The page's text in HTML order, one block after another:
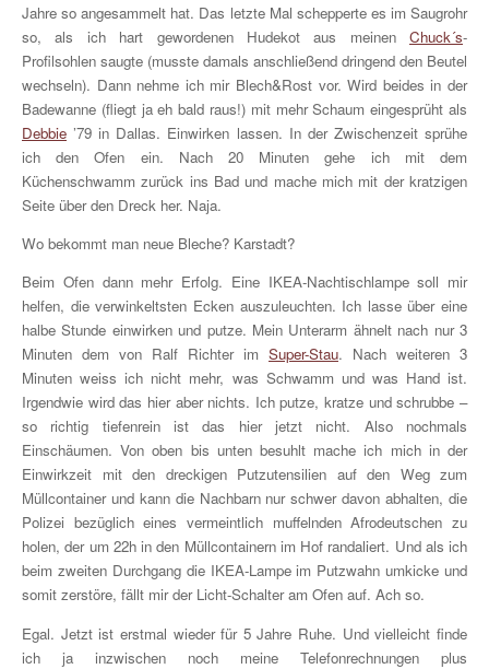
Jahre so angesammelt hat. Das letzte Mal schepperte es im Saugrohr
so, als ich hart gewordenen Hudekot aus meinen Chuck´s-
Profilsohlen saugte (musste damals anschließend dringend den Beutel
wechseln). Dann nehme ich mir Blech&Rost vor. Wird beides in der
Badewanne (fliegt ja eh bald raus!) mit mehr Schaum eingesprüht als
Debbie ’79 in Dallas. Einwirken lassen. In der Zwischenzeit sprühe
ich den Ofen ein. Nach 20 Minuten gehe ich mit dem
Küchenschwamm zurück ins Bad und mache mich mit der kratzigen
Seite über den Dreck her. Naja.
Wo bekommt man neue Bleche? Karstadt?
Beim Ofen dann mehr Erfolg. Eine IKEA-Nachtischlampe soll mir
helfen, die verwinkeltsten Ecken auszuleuchten. Ich lasse über eine
halbe Stunde einwirken und putze. Mein Unterarm ähnelt nach nur 3
Minuten dem von Ralf Richter im Super-Stau. Nach weiteren 3
Minuten weiss ich nicht mehr, was Schwamm und was Hand ist.
Irgendwie wird das hier aber nichts. Ich putze, kratze und schrubbe –
so richtig tiefenrein ist das hier jetzt nicht. Also nochmals
Einschäumen. Von oben bis unten besuhlt mache ich mich in der
Einwirkzeit mit den dreckigen Putzutensilien auf den Weg zum
Müllcontainer und kann die Nachbarn nur schwer davon abhalten, die
Polizei bezüglich eines vermeintlich muffelnden Afrodeutschen zu
holen, der um 22h in den Müllcontainern im Hof randaliert. Und als ich
beim zweiten Durchgang die IKEA-Lampe im Putzwahn umkicke und
somit zerstöre, fällt mir der Licht-Schalter am Ofen auf. Ach so.
Egal. Jetzt ist erstmal wieder für 5 Jahre Ruhe. Und vielleicht finde
ich ja inzwischen noch meine Telefonrechnungen plus